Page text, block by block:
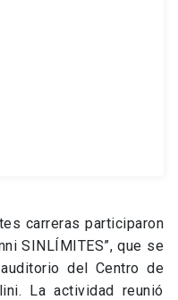
carreras participaron
SINLÍMITES”, que se
del Centro de
La actividad reunió